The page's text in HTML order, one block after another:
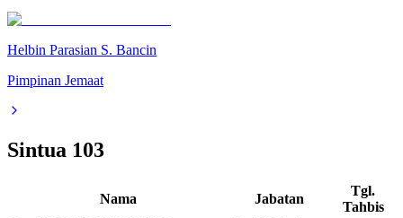
Helbin Parasian S. Bancin
Pimpinan Jemaat
Sintua 103
Nama Jabatan
Tgl.
Tahbis